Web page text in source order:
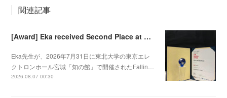
関連記事
[Award] Eka received Second Place at Falling Walls Lab Sendai 2026
Eka先生が、2026年7月31日に東北大学の東京エレ
クトロンホール宮城「知の館」で開催されたFallin…
2026.08.07 00:30